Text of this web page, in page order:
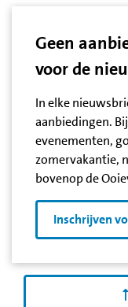
Geen
voor de
In elke
aanbiedingen.
evenementen,
zomervakantie,
bovenop de
Inschrijven